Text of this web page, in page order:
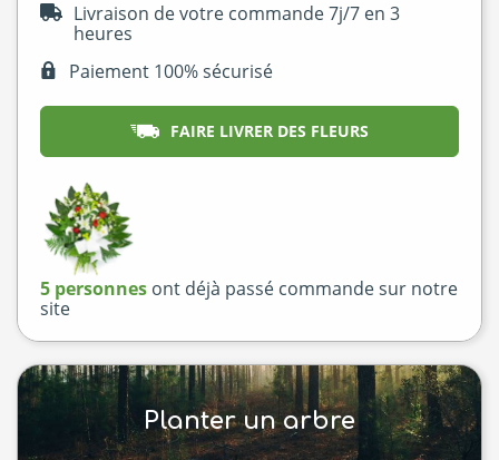
Livraison de votre commande 7j/7 en 3
heures
Paiement 100% sécurisé
FAIRE LIVRER DES FLEURS
5 personnes ont déjà passé commande sur notre
site
Planter un arbre